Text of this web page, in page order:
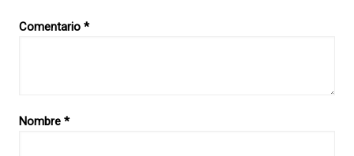
Comentario *
Nombre *